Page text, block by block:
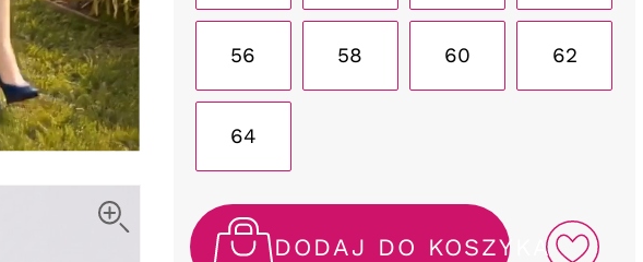
56 58 60 62
64
DODAJ DO KOSZYKA